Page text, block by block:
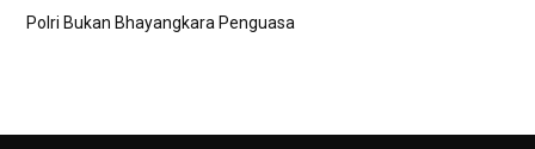
Polri Bukan Bhayangkara Penguasa